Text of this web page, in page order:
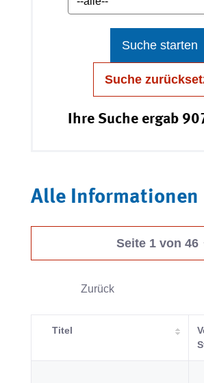
Suche starten
Suche
Ihre Suche ergab
Alle Informationen
Seite 1 von 46
Zurück
Titel